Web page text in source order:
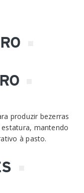
produzir bezerras
mantendo
à pasto.